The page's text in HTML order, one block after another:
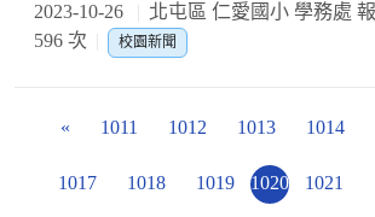
2023-10-26 北屯區 仁愛國小 學務處
596 次
校園新聞
« 1011 1012 1013 1014
1017 1018 1019 1020 1021